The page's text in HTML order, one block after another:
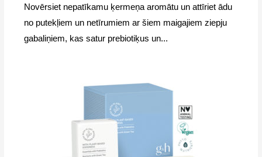
Novērsiet nepatīkamu ķermeņa aromātu un attīriet ādu
no putekļiem un netīrumiem ar šiem maigajiem ziepju
gabaliņiem, kas satur prebiotiķus un...